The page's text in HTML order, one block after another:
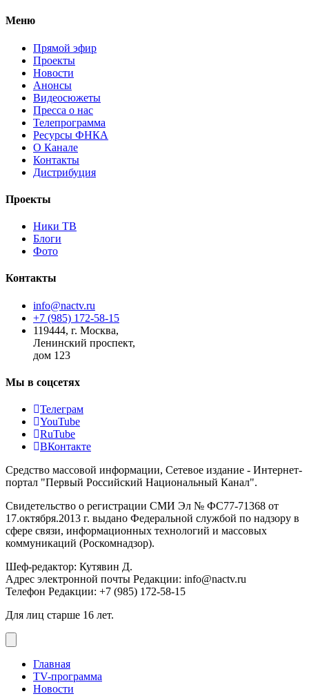
Меню
Прямой эфир
Проекты
Новости
Анонсы
Видеосюжеты
Пресса о нас
Телепрограмма
Ресурсы ФНКА
О Канале
Контакты
Дистрибуция
Проекты
Ники ТВ
Блоги
Фото
Контакты
info@nactv.ru
+7 (985) 172-58-15
119444, г. Москва,
Ленинский проспект,
дом 123
Мы в соцсетях
Телеграм
YouTube
RuTube
ВКонтакте
Средство массовой информации, Сетевое издание - Интернет-
портал "Первый Российский Национальный Канал".
Свидетельство о регистрации СМИ Эл № ФС77-71368 от
17.октября.2013 г. выдано Федеральной службой по надзору в
сфере связи, информационных технологий и массовых
коммуникаций (Роскомнадзор).
Шеф-редактор: Кутявин Д.
Адрес электронной почты Редакции: info@nactv.ru
Телефон Редакции: +7 (985) 172-58-15
Для лиц старше 16 лет.
Главная
ТV-программа
Новости